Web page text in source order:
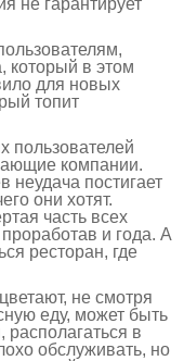
который в этом
для новых
топит
пользователей
компании.
неудача постигает
они хотят.
часть всех
и года. А
ресторан, где
не смотря
еду, может быть
в
обслуживать, но